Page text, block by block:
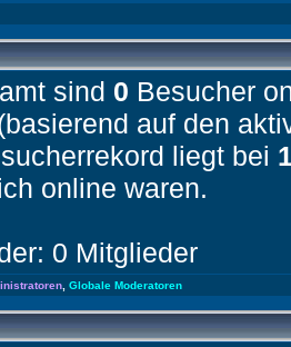
sind 0 Besucher
auf den
liegt bei
online waren.
0 Mitglieder
Globale Moderatoren